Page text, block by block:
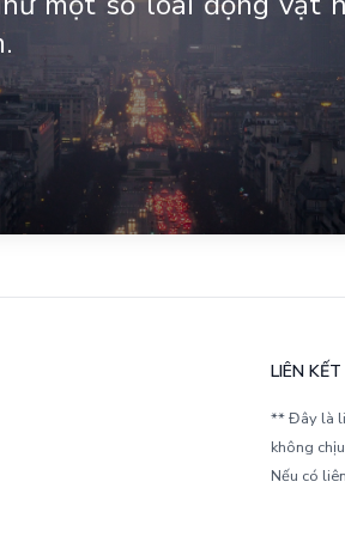
LIÊN KẾT
** Đây là
không
Nếu có